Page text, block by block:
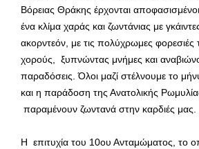
Βόρειας Θράκης έρχονται
ένα κλίμα χαράς και ζωντάνιας με
ακορντεόν, με τις πολύχρωμες φορεσιές
χορούς, ξυπνώντας μνήμες και
παραδόσεις. Όλοι μαζί στέλνουμε το
και η παράδοση της Ανατολικής
παραμένουν ζωντανά στην καρδιές μας.
Η επιτυχία του 10ου Ανταμώματος, το